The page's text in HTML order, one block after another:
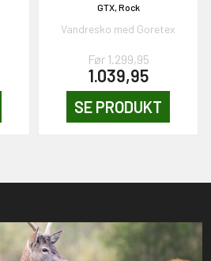
GTX, Rock
Vandresko med Goretex
Før 1.299,95
1.039,95
SE PRODUKT